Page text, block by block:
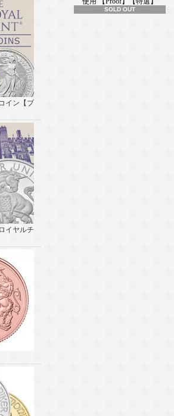
イン【ブ
イヤルチ
SOLD OUT